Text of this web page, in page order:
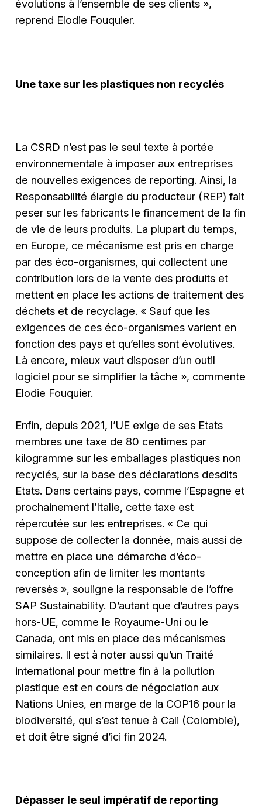
évolutions à l’ensemble de ses clients »,
reprend Elodie Fouquier.
Une taxe sur les plastiques non recyclés
La CSRD n’est pas le seul texte à portée
environnementale à imposer aux entreprises
de nouvelles exigences de reporting. Ainsi, la
Responsabilité élargie du producteur (REP) fait
peser sur les fabricants le financement de la fin
de vie de leurs produits. La plupart du temps,
en Europe, ce mécanisme est pris en charge
par des éco-organismes, qui collectent une
contribution lors de la vente des produits et
mettent en place les actions de traitement des
déchets et de recyclage. « Sauf que les
exigences de ces éco-organismes varient en
fonction des pays et qu’elles sont évolutives.
Là encore, mieux vaut disposer d’un outil
logiciel pour se simplifier la tâche », commente
Elodie Fouquier.
Enfin, depuis 2021, l’UE exige de ses Etats
membres une taxe de 80 centimes par
kilogramme sur les emballages plastiques non
recyclés, sur la base des déclarations desdits
Etats. Dans certains pays, comme l’Espagne et
prochainement l’Italie, cette taxe est
répercutée sur les entreprises. « Ce qui
suppose de collecter la donnée, mais aussi de
mettre en place une démarche d’éco-
conception afin de limiter les montants
reversés », souligne la responsable de l’offre
SAP Sustainability. D’autant que d’autres pays
hors-UE, comme le Royaume-Uni ou le
Canada, ont mis en place des mécanismes
similaires. Il est à noter aussi qu’un Traité
international pour mettre fin à la pollution
plastique est en cours de négociation aux
Nations Unies, en marge de la COP16 pour la
biodiversité, qui s’est tenue à Cali (Colombie),
et doit être signé d’ici fin 2024.
Dépasser le seul impératif de reporting